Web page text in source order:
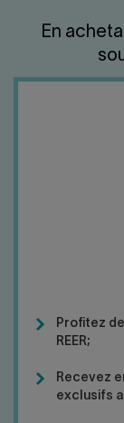
En
Profitez
REER;
Recevez
exclusifs